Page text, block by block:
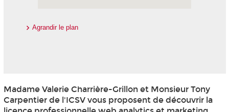
Agrandir le plan
Madame Valerie Charrière-Grillon et Monsieur Tony
Carpentier de l'ICSV vous proposent de découvrir la